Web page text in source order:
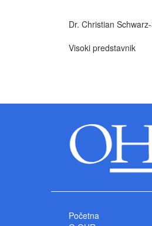
Dr. Christian
Visoki predstavnik
Početna